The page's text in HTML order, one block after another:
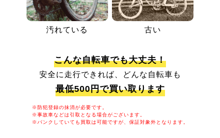
汚れている 古い
こんな自転車でも大丈夫！
安全に走行できれば、どんな自転車も
最低500円で買い取ります
※防犯登録の抹消が必要です。
※事故車などは引取となる場合がございます。
※パンクしていても買取は可能ですが、保証対象外となります。